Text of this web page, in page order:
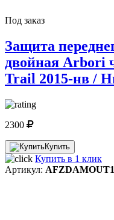
Под заказ
Защита
двойная Arbori
Trail 2015-нв /
2300
Купить
Купить в 1 клик
Артикул: